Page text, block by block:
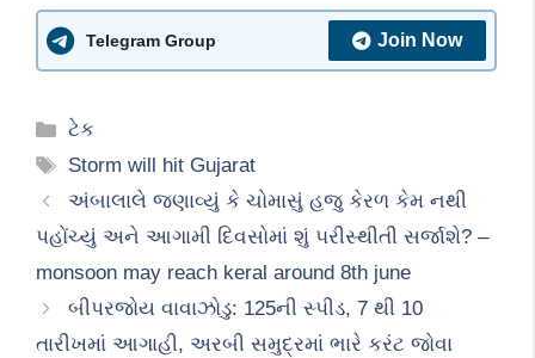
Telegram Group Join Now
Categories
ટેક
Tags
Storm will hit Gujarat
અંબાલાલે જણાવ્યું કે ચોમાસું હજુ કેરળ કેમ નથી
પહોંચ્યું અને આગામી દિવસોમાં શું ૫રીસ્થીતી સર્જાશે? –
monsoon may reach keral around 8th june
બીપરજોય વાવાઝોડુ: 125ની સ્પીડ, 7 થી 10
તારીખમાં આગાહી, અરબી સમુદ્રમાં ભારે કરંટ જોવા